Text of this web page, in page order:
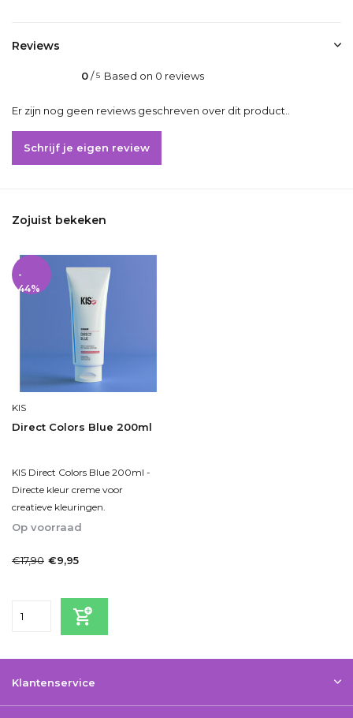
Reviews
0/5 Based on 0 reviews
Er zijn nog geen reviews geschreven over dit product..
Schrijf je eigen review
Zojuist bekeken
-
44%
KIS
Direct Colors Blue 200ml
KIS Direct Colors Blue 200ml -
Directe kleur creme voor
creatieve kleuringen.
Op voorraad
€17,90 €9,95
Klantenservice